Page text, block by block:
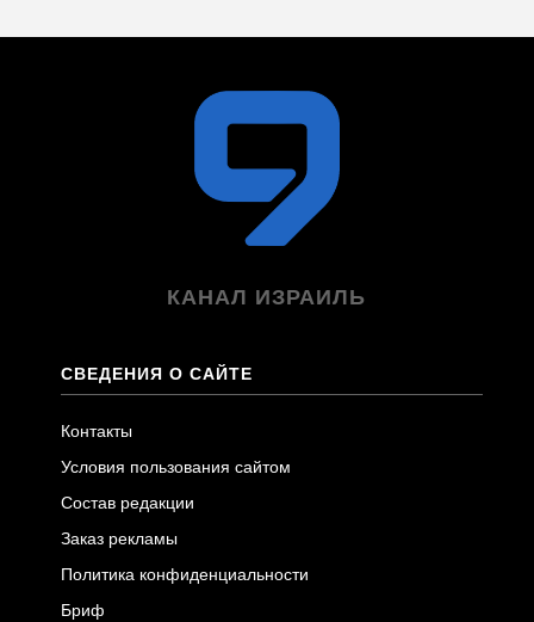
КАНАЛ ИЗРАИЛЬ
СВЕДЕНИЯ О САЙТЕ
Контакты
Условия пользования сайтом
Состав редакции
Заказ рекламы
Политика конфиденциальности
Бриф